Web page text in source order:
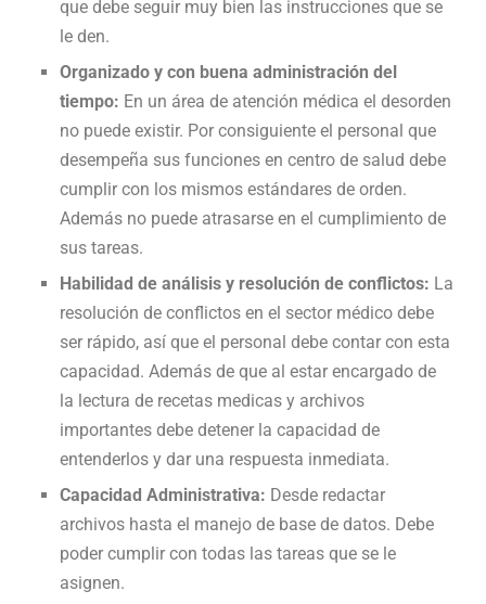
que debe seguir muy bien las instrucciones que se
le den.
Organizado y con buena administración del
tiempo: En un área de atención médica el desorden
no puede existir. Por consiguiente el personal que
desempeña sus funciones en centro de salud debe
cumplir con los mismos estándares de orden.
Además no puede atrasarse en el cumplimiento de
sus tareas.
Habilidad de análisis y resolución de conflictos: La
resolución de conflictos en el sector médico debe
ser rápido, así que el personal debe contar con esta
capacidad. Además de que al estar encargado de
la lectura de recetas medicas y archivos
importantes debe detener la capacidad de
entenderlos y dar una respuesta inmediata.
Capacidad Administrativa: Desde redactar
archivos hasta el manejo de base de datos. Debe
poder cumplir con todas las tareas que se le
asignen.